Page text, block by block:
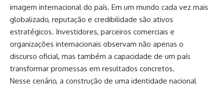
imagem internacional do país. Em um mundo cada vez mais
globalizado, reputação e credibilidade são ativos
estratégicos. Investidores, parceiros comerciais e
organizações internacionais observam não apenas o
discurso oficial, mas também a capacidade de um país
transformar promessas em resultados concretos.
Nesse cenário, a construção de uma identidade nacional